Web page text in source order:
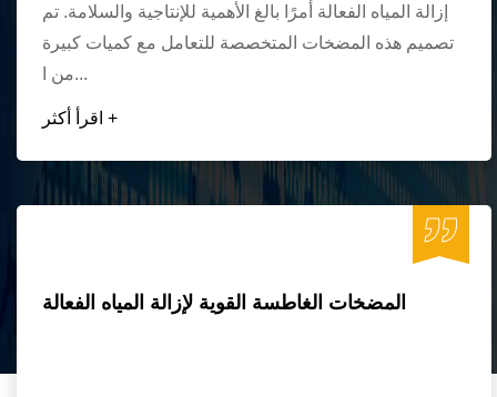
إزالة المياه الفعالة أمرًا بالغ الأهمية للإنتاجية والسلامة. تم
تصميم هذه المضخات المتخصصة للتعامل مع كميات كبيرة
من ا...
اقرأ أكثر +
المضخات الغاطسة القوية لإزالة المياه الفعالة